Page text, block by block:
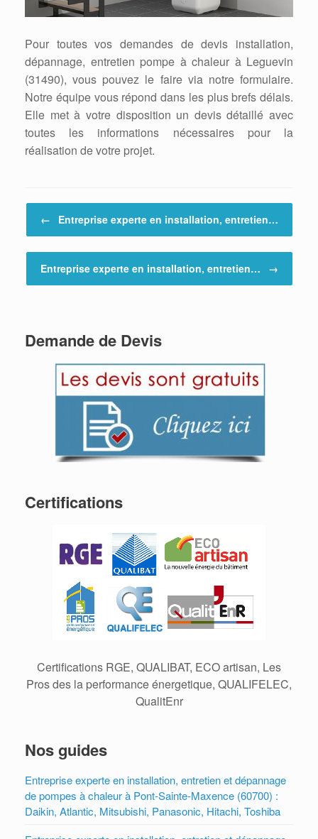
Pour toutes vos demandes de devis installation,
dépannage, entretien pompe à chaleur à Leguevin
(31490), vous pouvez le faire via notre formulaire.
Notre équipe vous répond dans les plus brefs délais.
Elle met à votre disposition un devis détaillé avec
toutes les informations nécessaires pour la
réalisation de votre projet.
← Entreprise experte en installation, entretien…
Entreprise experte en installation, entretien… →
Demande de Devis
Certifications
Certifications RGE, QUALIBAT, ECO artisan, Les
Pros des la performance énergetique, QUALIFELEC,
QualitEnr
Nos guides
Entreprise experte en installation, entretien et dépannage
de pompes à chaleur à Pont-Sainte-Maxence (60700) :
Daikin, Atlantic, Mitsubishi, Panasonic, Hitachi, Toshiba